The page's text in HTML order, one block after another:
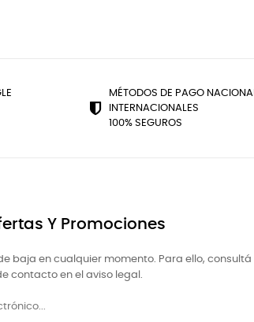
MÉTODOS DE PAGO
INTERNACIONALES
100% SEGUROS
Y Promociones
baja en cualquier momento. Para ello, consultá
contacto en el aviso legal.